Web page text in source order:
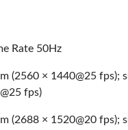
Rate 50Hz
(2560 × 1440@25 fps);
fps)
(2688 × 1520@20 fps);